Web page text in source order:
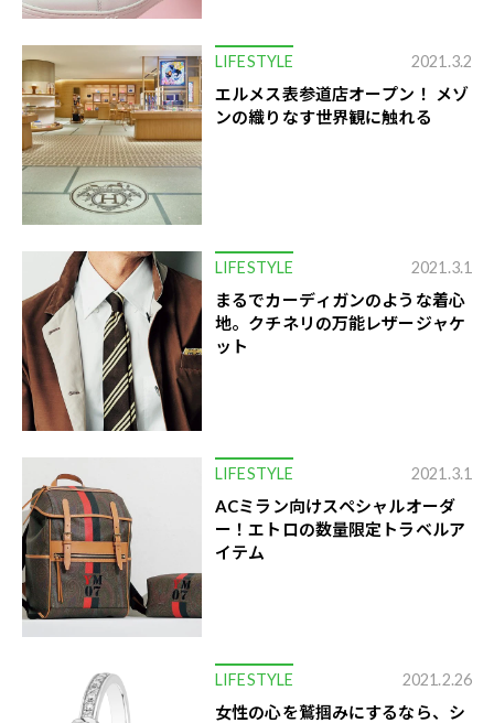
LIFESTYLE 2021.3.2
エルメス表参道店オープン！ メゾ
ンの織りなす世界観に触れる
LIFESTYLE 2021.3.1
まるでカーディガンのような着心
地。クチネリの万能レザージャケ
ット
LIFESTYLE 2021.3.1
ACミラン向けスペシャルオーダ
ー！エトロの数量限定トラベルア
イテム
LIFESTYLE 2021.2.26
女性の心を鷲掴みにするなら、シ